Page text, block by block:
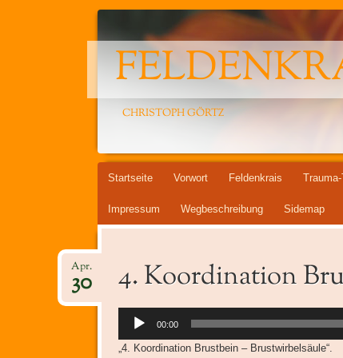
CHRISTOPH GÖRTZ
Springe
Inhalt
Startseite Vorwort Feldenkrais
Impressum Wegbeschreibung Sidemap
4. Koordination
Apr.
30
Audio-
Player
00:00
„4. Koordination Brustbein – Brustwirbelsäule“.